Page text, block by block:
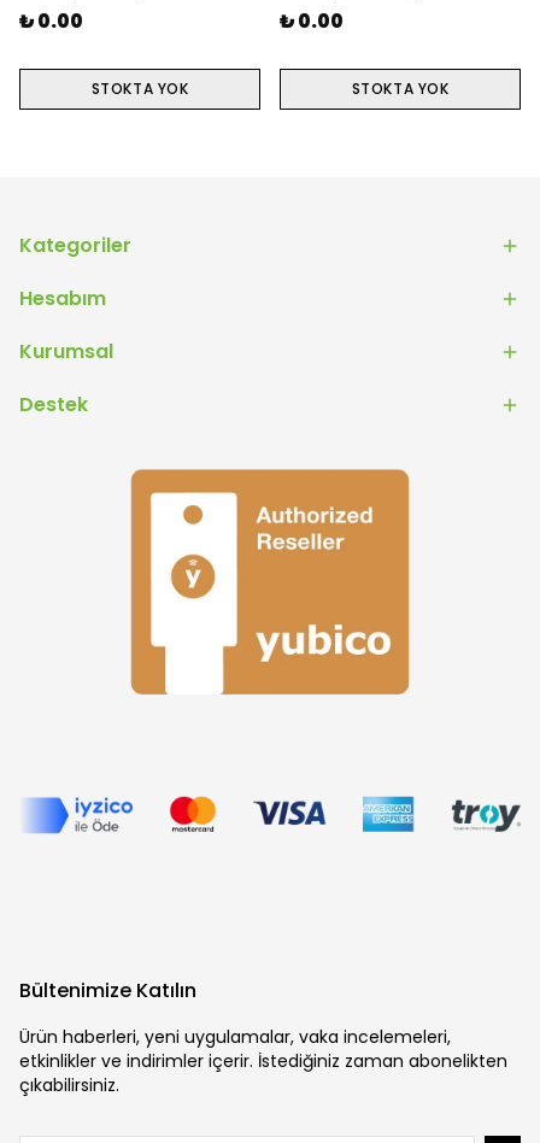
₺ 0.00
STOKTA YOK
₺ 0.00
STOKTA YOK
Kategoriler
Hesabım
Kurumsal
Destek
Bültenimize Katılın
Ürün haberleri, yeni uygulamalar, vaka incelemeleri,
etkinlikler ve indirimler içerir. İstediğiniz zaman abonelikten
çıkabilirsiniz.